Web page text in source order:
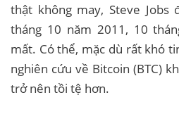
thật không may, Steve Jobs
tháng 10 năm 2011, 10
mất. Có thể, mặc dù rất khó
nghiên cứu về Bitcoin (BTC)
trở nên tồi tệ hơn.